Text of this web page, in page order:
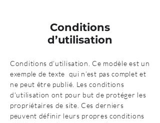
Conditions
d’utilisation
Conditions d’utilisation. Ce modèle est un
exemple de texte qui n’est pas complet et
ne peut être publié. Les conditions
d'utilisation ont pour but de protéger les
propriétaires de site. Ces derniers
peuvent définir leurs propres conditions